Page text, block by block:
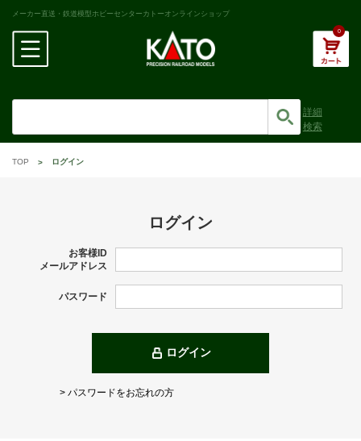
メーカー直送・鉄道模型ホビーセンターカトーオンラインショップ
0
詳細
検索
TOP ログイン
ログイン
お客様ID
メールアドレス
パスワード
ログイン
> パスワードをお忘れの方